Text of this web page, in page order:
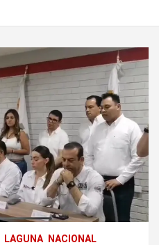
LAGUNA
NACIONAL